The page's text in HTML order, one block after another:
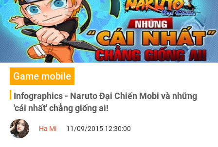
Game mobile
Infographics - Naruto Đại Chiến Mobi và những
'cái nhất' chẳng giống ai!
Ha Mi 11/09/2015 12:30:00